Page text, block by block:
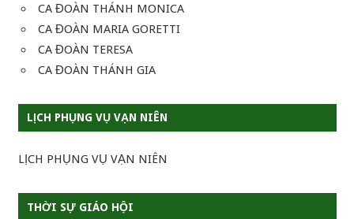
CA ĐOÀN THÁNH MONICA
CA ĐOÀN MARIA GORETTI
CA ĐOÀN TERESA
CA ĐOÀN THÁNH GIA
LỊCH PHỤNG VỤ VẠN NIÊN
LỊCH PHỤNG VỤ VẠN NIÊN
THỜI SỰ GIÁO HỘI